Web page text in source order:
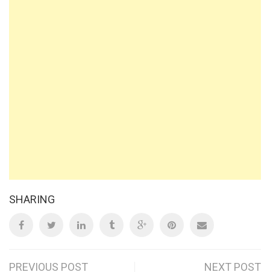
SHARING
PREVIOUS POST
NEXT POST